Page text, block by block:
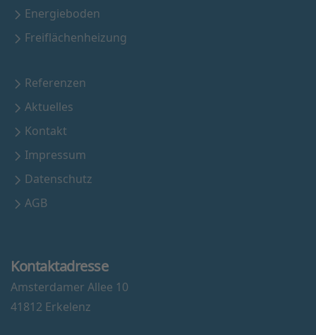
Energieboden
Freiflächenheizung
Referenzen
Aktuelles
Kontakt
Impressum
Datenschutz
AGB
Kontaktadresse
Amsterdamer Allee 10
41812 Erkelenz